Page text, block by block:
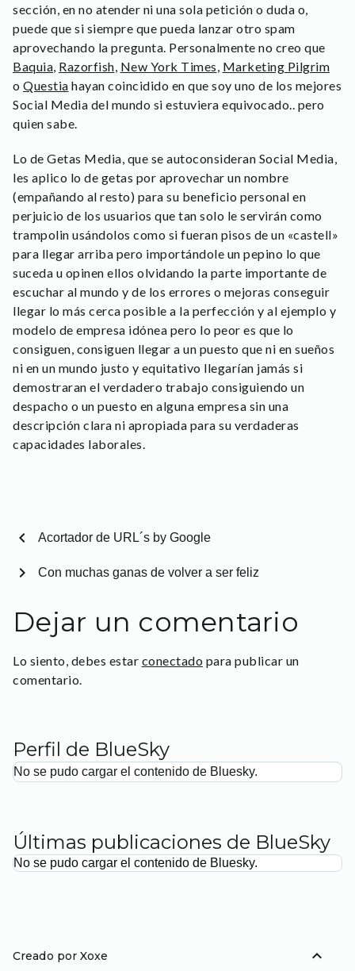
sección, en no atender ni una sola petición o duda o,
puede que si siempre que pueda lanzar otro spam
aprovechando la pregunta. Personalmente no creo que
Baquia, Razorfish, New York Times, Marketing Pilgrim
o Questia hayan coincidido en que soy uno de los mejores
Social Media del mundo si estuviera equivocado.. pero
quien sabe.
Lo de Getas Media, que se autoconsideran Social Media,
les aplico lo de getas por aprovechar un nombre
(empañando al resto) para su beneficio personal en
perjuicio de los usuarios que tan solo le servirán como
trampolin usándolos como si fueran pisos de un «castell»
para llegar arriba pero importándole un pepino lo que
suceda u opinen ellos olvidando la parte importante de
escuchar al mundo y de los errores o mejoras conseguir
llegar lo más cerca posible a la perfección y al ejemplo y
modelo de empresa idónea pero lo peor es que lo
consiguen, consiguen llegar a un puesto que ni en sueños
ni en un mundo justo y equitativo llegarían jamás si
demostraran el verdadero trabajo consiguiendo un
despacho o un puesto en alguna empresa sin una
descripción clara ni apropiada para su verdaderas
capacidades laborales.
chevron_left Acortador de URL´s by Google
Con muchas ganas de volver a ser feliz
chevron_right
Dejar un comentario
Lo siento, debes estar conectado para publicar un
comentario.
Perfil de BlueSky
No se pudo cargar el contenido de Bluesky.
Últimas publicaciones de BlueSky
No se pudo cargar el contenido de Bluesky.
Creado por Xoxe expand_less